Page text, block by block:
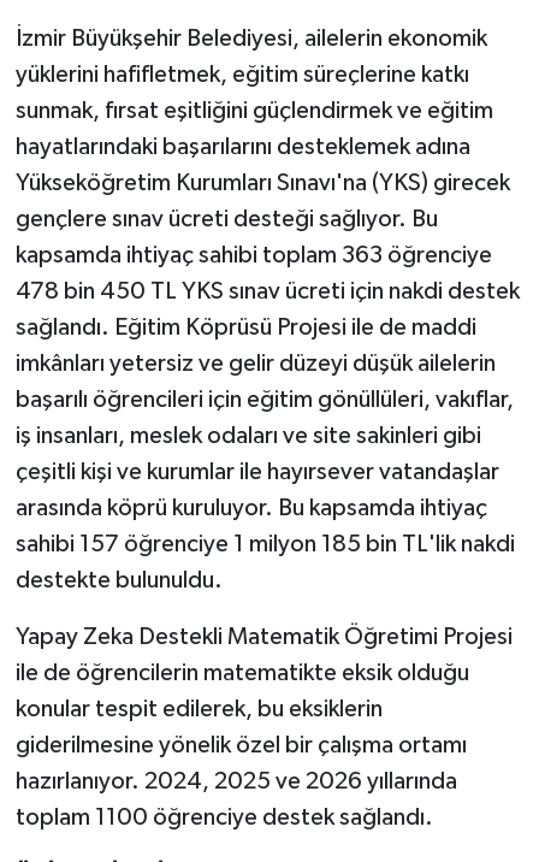
İzmir Büyükşehir Belediyesi, ailelerin ekonomik
yüklerini hafifletmek, eğitim süreçlerine katkı
sunmak, fırsat eşitliğini güçlendirmek ve eğitim
hayatlarındaki başarılarını desteklemek adına
Yükseköğretim Kurumları Sınavı'na (YKS) girecek
gençlere sınav ücreti desteği sağlıyor. Bu
kapsamda ihtiyaç sahibi toplam 363 öğrenciye
478 bin 450 TL YKS sınav ücreti için nakdi destek
sağlandı. Eğitim Köprüsü Projesi ile de maddi
imkânları yetersiz ve gelir düzeyi düşük ailelerin
başarılı öğrencileri için eğitim gönüllüleri, vakıflar,
iş insanları, meslek odaları ve site sakinleri gibi
çeşitli kişi ve kurumlar ile hayırsever vatandaşlar
arasında köprü kuruluyor. Bu kapsamda ihtiyaç
sahibi 157 öğrenciye 1 milyon 185 bin TL'lik nakdi
destekte bulunuldu.
Yapay Zeka Destekli Matematik Öğretimi Projesi
ile de öğrencilerin matematikte eksik olduğu
konular tespit edilerek, bu eksiklerin
giderilmesine yönelik özel bir çalışma ortamı
hazırlanıyor. 2024, 2025 ve 2026 yıllarında
toplam 1100 öğrenciye destek sağlandı.